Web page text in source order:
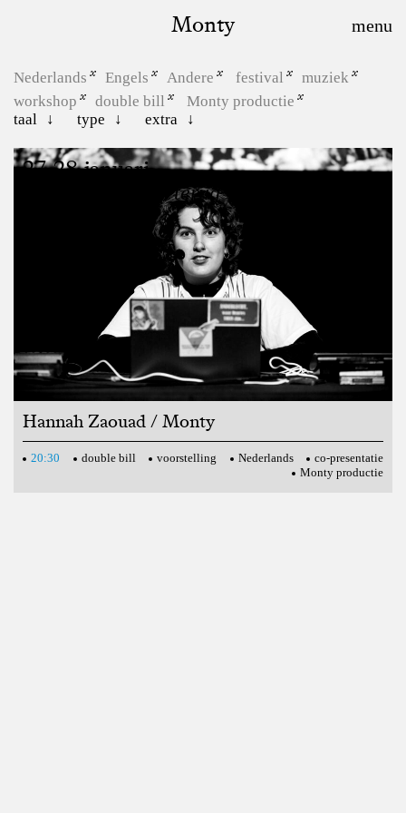
Monty
Nederlands Engels Andere festival
muziek
workshop
double bill
Monty productie
taal
type extra
27, 28 januari
Hoe zeg je “kom terug”?
Hannah Zaouad / Monty
20:30 double bill voorstelling Nederlands
co-presentatie
Monty productie